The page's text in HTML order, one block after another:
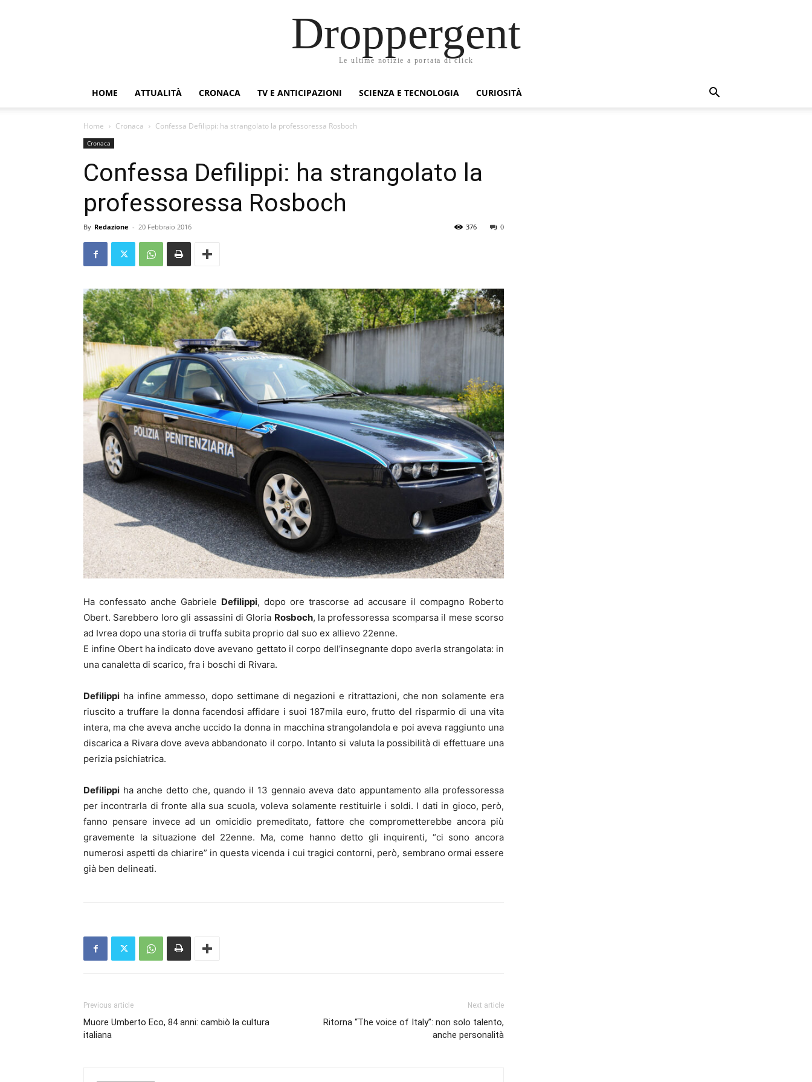
Droppergent
Le ultime notizie a portata di click
HOME ATTUALITÀ CRONACA TV E ANTICIPAZIONI SCIENZA E TECNOLOGIA CURIOSITÀ
Home Cronaca Confessa Defilippi: ha strangolato la professoressa Rosboch
Cronaca
Confessa Defilippi: ha strangolato la
professoressa Rosboch
By Redazione - 20 Febbraio 2016 0
376
Ha confessato anche Gabriele Defilippi, dopo ore trascorse ad accusare il compagno Roberto
Obert. Sarebbero loro gli assassini di Gloria Rosboch, la professoressa scomparsa il mese scorso
ad Ivrea dopo una storia di truffa subita proprio dal suo ex allievo 22enne.
E infine Obert ha indicato dove avevano gettato il corpo dell’insegnante dopo averla strangolata: in
una canaletta di scarico, fra i boschi di Rivara.
Defilippi ha infine ammesso, dopo settimane di negazioni e ritrattazioni, che non solamente era
riuscito a truffare la donna facendosi affidare i suoi 187mila euro, frutto del risparmio di una vita
intera, ma che aveva anche uccido la donna in macchina strangolandola e poi aveva raggiunto una
discarica a Rivara dove aveva abbandonato il corpo. Intanto si valuta la possibilità di effettuare una
perizia psichiatrica.
Defilippi ha anche detto che, quando il 13 gennaio aveva dato appuntamento alla professoressa
per incontrarla di fronte alla sua scuola, voleva solamente restituirle i soldi. I dati in gioco, però,
fanno pensare invece ad un omicidio premeditato, fattore che comprometterebbe ancora più
gravemente la situazione del 22enne. Ma, come hanno detto gli inquirenti, “ci sono ancora
numerosi aspetti da chiarire” in questa vicenda i cui tragici contorni, però, sembrano ormai essere
già ben delineati.
Previous article
Muore Umberto Eco, 84 anni: cambiò la cultura
italiana
Next article
Ritorna “The voice of Italy”: non solo talento,
anche personalità